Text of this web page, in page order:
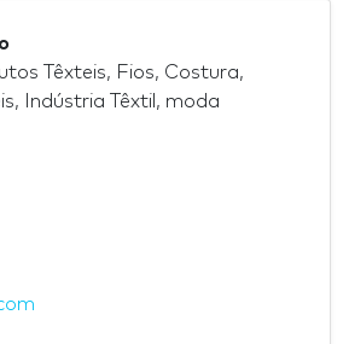
Têxteis, Fios, Costura,
Indústria Têxtil, moda